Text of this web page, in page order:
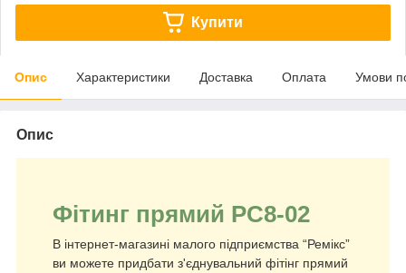
Купити
Опис Характеристики Доставка Оплата Умови
Опис
Фітинг прямий PC8-02
В інтернет-магазині малого підприємства “Ремікс”
ви можете придбати з'єднувальний фітінг прямий